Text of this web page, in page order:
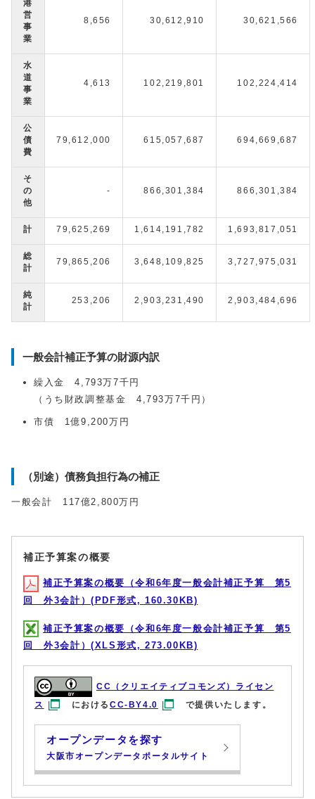
港
営
事
業
8,656 30,612,910 30,621,566
水
道
事
業
4,613 102,219,801 102,224,414
公
債
費
79,612,000 615,057,687 694,669,687
そ
の
他
- 866,301,384 866,301,384
計 79,625,269 1,614,191,782 1,693,817,051
総
計
79,865,206 3,648,109,825 3,727,975,031
純
計
253,206 2,903,231,490 2,903,484,696
一般会計補正予算の財源内訳
繰入金 4,793万7千円
（うち財政調整基金 4,793万7千円）
市債 1億9,200万円
（別途）債務負担行為の補正
一般会計 117億2,800万円
補正予算案の概要
補正予算案の概要（令和6年度一般会計補正予算 第5
回 外3会計）(PDF形式, 160.30KB)
補正予算案の概要（令和6年度一般会計補正予算 第5
回 外3会計）(XLS形式, 273.00KB)
CC（クリエイティブコモンズ）ライセン
ス
におけるCC-BY4.0 で提供いたします。
オープンデータを探す
大阪市オープンデータポータルサイト